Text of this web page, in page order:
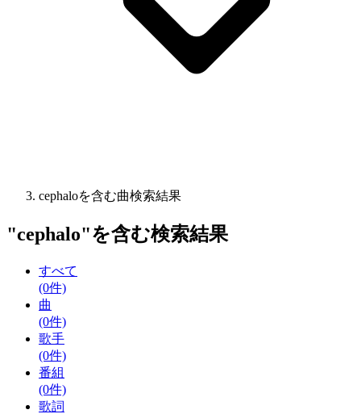
cephaloを含む曲検索結果
"cephalo"を含む検索結果
すべて
(0件)
曲
(0件)
歌手
(0件)
番組
(0件)
歌詞